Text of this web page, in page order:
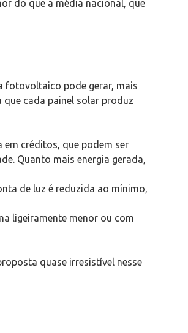
do que a média nacional, que
fotovoltaico pode gerar, mais
que cada painel solar produz
em créditos, que podem ser
Quanto mais energia gerada,
de luz é reduzida ao mínimo,
ligeiramente menor ou com
quase irresistível nesse